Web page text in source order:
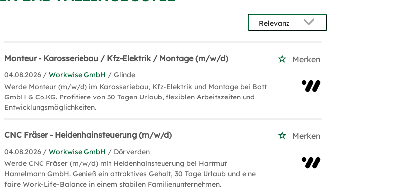
Monteur - Karosseriebau / Kfz-Elektrik / Montage (m/w/d) Merken
04.08.2026 /Workwise GmbH / Glinde
Werde Monteur (m/w/d) im Karosseriebau, Kfz-Elektrik und Montage bei Bott
GmbH & Co.KG. Profitiere von 30 Tagen Urlaub, flexiblen Arbeitszeiten und
Entwicklungsmöglichkeiten.
CNC Fräser - Heidenhainsteuerung (m/w/d) Merken
04.08.2026 /Workwise GmbH / Dörverden
Werde CNC Fräser (m/w/d) mit Heidenhainsteuerung bei Hartmut
Hamelmann GmbH. Genieß ein attraktives Gehalt, 30 Tage Urlaub und eine
faire Work-Life-Balance in einem stabilen Familienunternehmen.